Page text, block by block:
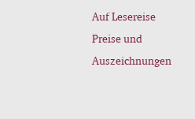
Auf Lesereise
Preise und
Auszeichnungen